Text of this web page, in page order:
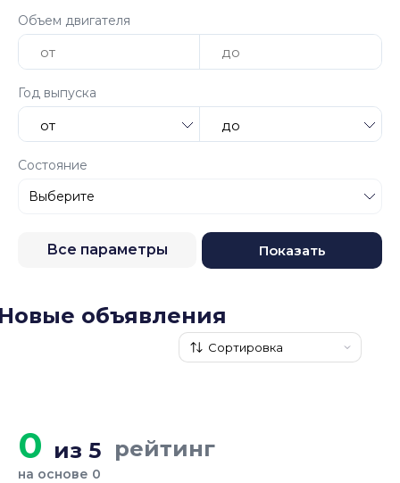
Объем двигателя
Год выпуска
Состояние
Все параметры Показать
объявления
0 из 5 рейтинг
на основе 0